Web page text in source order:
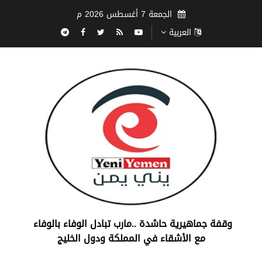
الجمعة 7 أغسطس 2026 م
العربية
‏وقفة جماهيرية حاشدة ..مارب ‏تبادل الوفاء بالوفاء ‏
مع الأشقاء في المملكة ودول الخليج